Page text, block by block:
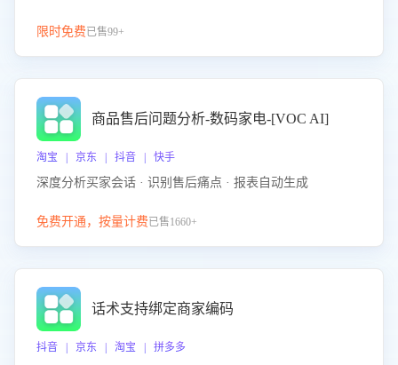
限时免费已售99+
商品售后问题分析-数码家电-[VOC AI]
淘宝 | 京东 | 抖音 | 快手
深度分析买家会话 · 识别售后痛点 · 报表自动生成
免费开通，按量计费已售1660+
话术支持绑定商家编码
抖音 | 京东 | 淘宝 | 拼多多